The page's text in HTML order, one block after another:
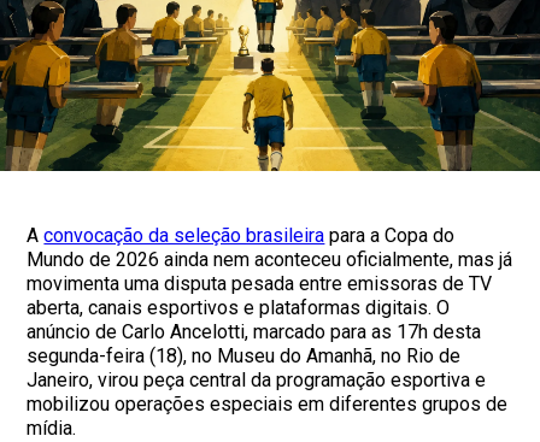
Aconvocação da seleção brasileira para a Copa do
Mundo de 2026 ainda nem aconteceu oficialmente, mas já
movimenta uma disputa pesada entre emissoras de TV
aberta, canais esportivos e plataformas digitais. O
anúncio de Carlo Ancelotti, marcado para as 17h desta
segunda-feira (18), no Museu do Amanhã, no Rio de
Janeiro, virou peça central da programação esportiva e
mobilizou operações especiais em diferentes grupos de
mídia.